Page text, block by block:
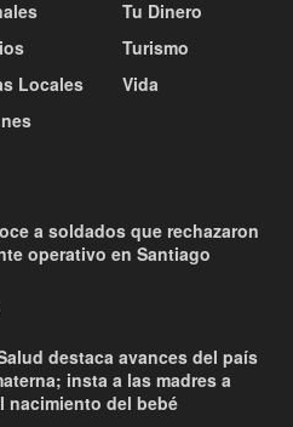
Locales
Tu Dinero
Turismo
Vida
a soldados que rechazaron
operativo en Santiago
destaca avances del país
insta a las madres a
nacimiento del bebé